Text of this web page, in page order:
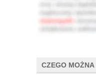
CZEGO